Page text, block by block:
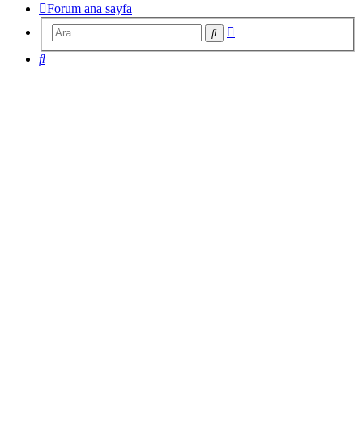
Forum ana sayfa
Ara
Ara